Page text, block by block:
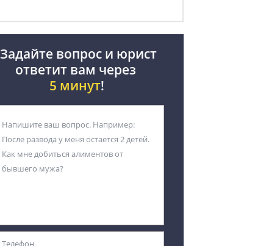
Задайте вопрос и юрист
ответит вам через
5 минут!